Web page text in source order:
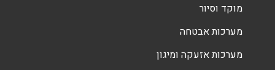
מוקד וסיור
מערכות אבטחה
מערכות אזעקה ומיגון